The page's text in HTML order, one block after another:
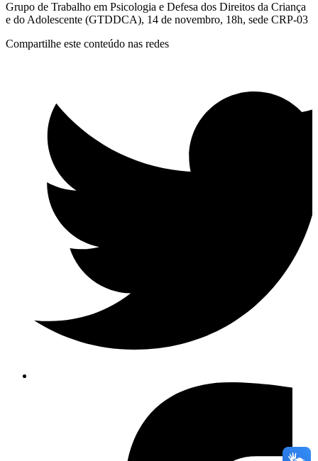
Grupo de Trabalho em Psicologia e Defesa dos Direitos da Criança
e do Adolescente (GTDDCA), 14 de novembro, 18h, sede CRP-03
Compartilhe este conteúdo nas redes